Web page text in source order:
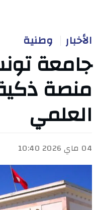
الأخبار وطنية
جامعة
منصة
العلمي
04 ماي 2026 10:40